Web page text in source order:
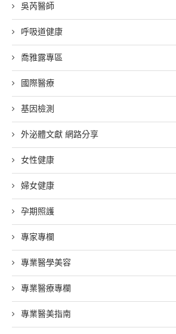
吳芮醫師
呼吸道健康
喬雅露專區
國際醫療
基因檢測
外泌體文獻 網路分享
女性健康
婦女健康
孕期照護
專家專欄
專業醫學美容
專業醫療專欄
專業醫美指南